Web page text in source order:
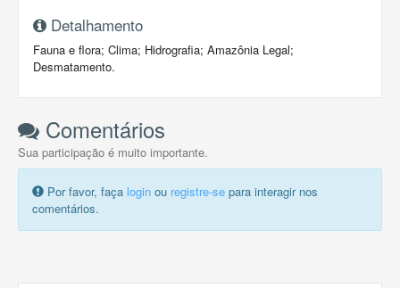
Detalhamento
Fauna e flora; Clima; Hidrografia; Amazônia Legal;
Desmatamento.
Comentários
Sua participação é muito importante.
Por favor, faça login ou registre-se para interagir nos
comentários.